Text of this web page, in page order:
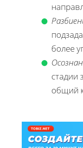
более
стадии
общий